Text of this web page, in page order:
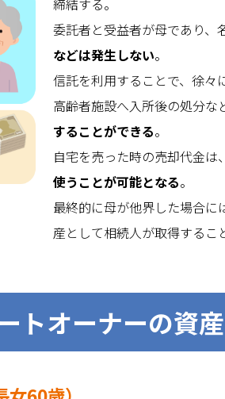
締結する。
委託者と受益者が母であり、
などは発生しない。
信託を利用することで、徐々
高齢者施設へ入所後の処分な
することができる。
自宅を売った時の売却代金は
使うことが可能となる。
最終的に母が他界した場合
産として相続人が取得するこ
トオーナーの資